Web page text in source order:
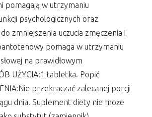
pomagają w utrzymaniu
psychologicznych oraz
zmniejszenia uczucia zmęczenia i
pomaga w utrzymaniu
na prawidłowym
UŻYCIA:1 tabletka. Popić
przekraczać zalecanej porcji
dnia. Suplement diety nie może